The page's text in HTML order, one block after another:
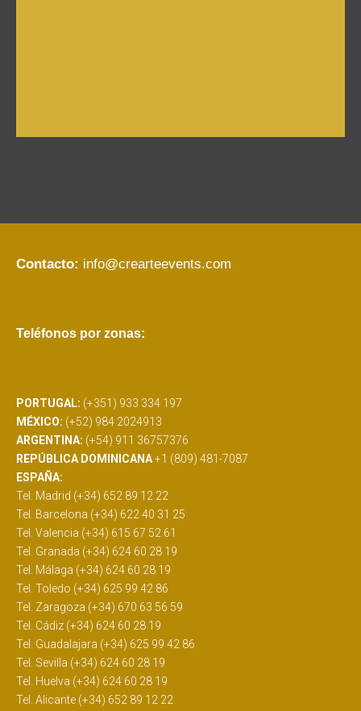
Contacto: info@crearteevents.com
Teléfonos por zonas:
PORTUGAL: (+351) 933 334 197
MÉXICO: (+52) 984 2024913
ARGENTINA: (+54) 911 36757376
REPÚBLICA DOMINICANA+1 (809) 481-7087
ESPAÑA:
Tel. Madrid (+34) 652 89 12 22
Tel. Barcelona (+34) 622 40 31 25
Tel. Valencia (+34) 615 67 52 61
Tel. Granada (+34) 624 60 28 19
Tel. Málaga (+34) 624 60 28 19
Tel. Toledo (+34) 625 99 42 86
Tel. Zaragoza (+34) 670 63 56 59
Tel. Cádiz (+34) 624 60 28 19
Tel. Guadalajara (+34) 625 99 42 86
Tel. Sevilla (+34) 624 60 28 19
Tel. Huelva (+34) 624 60 28 19
Tel. Alicante (+34) 652 89 12 22